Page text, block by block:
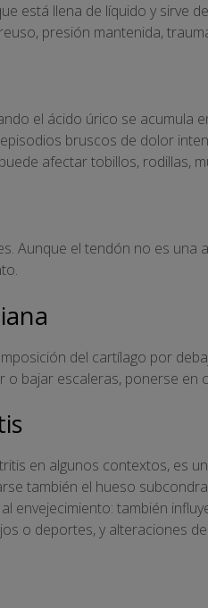
está llena de líquido y sirve
presión mantenida,
el ácido úrico se acumula
bruscos de dolor
afectar tobillos, rodillas,
Aunque el tendón no es
del cartílago por
bajar escaleras, ponerse en
en algunos contextos, es
también el hueso
envejecimiento: también
o deportes, y alteraciones